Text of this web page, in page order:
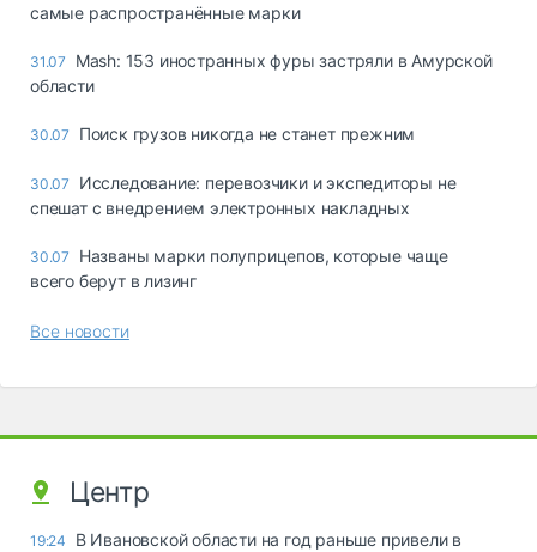
самые распространённые марки
31.07
Mash: 153 иностранных фуры застряли в Амурской
области
30.07 Поиск грузов никогда не станет прежним
30.07
Исследование: перевозчики и экспедиторы не
спешат с внедрением электронных накладных
30.07
Названы марки полуприцепов, которые чаще
всего берут в лизинг
Все новости
Центр
19:24
В Ивановской области на год раньше привели в